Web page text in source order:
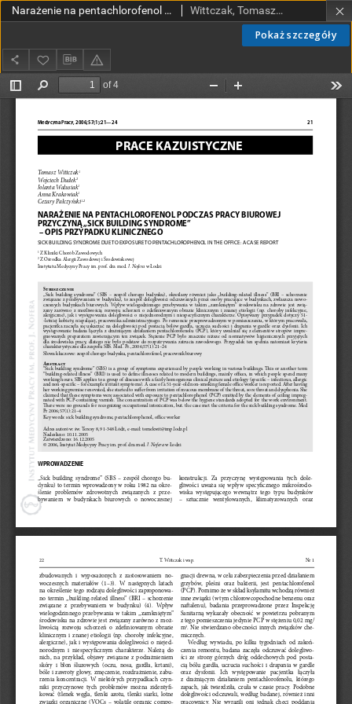
Pokaż szczegóły
Narażenie na pentachlorofenol podczas pracy biurowej przyczyną "Sick building syndrome" - opis przypadku klinicznego Wittczak, Tomasz; Dudek, Wojciech; Walusiak, Jolanta; Krakowiak, Anna; Pałczyński, Cezary